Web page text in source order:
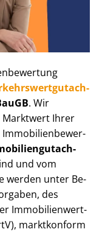
. Wir
Ihrer
Im­mo­bi­li­en­be­wer­
und vom
werden unter Be­
des
Im­mo­bi­li­en­wert­
marktkonform